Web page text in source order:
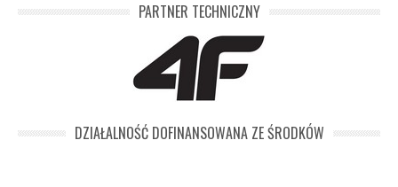
PARTNER TECHNICZNY
DZIAŁALNOŚĆ DOFINANSOWANA ZE ŚRODKÓW